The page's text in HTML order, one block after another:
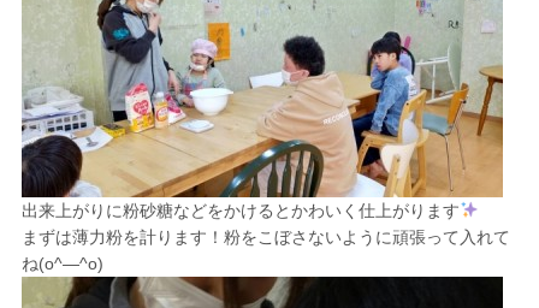
出来上がりに粉砂糖などをかけるとかわいく仕上がります
まずは薄力粉を計ります！粉をこぼさないように頑張って入れて
ね(o^―^o)